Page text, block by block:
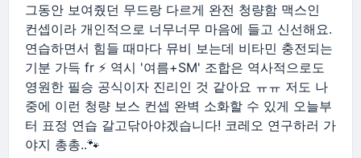
그동안 보여줬던 무드랑 다르게 완전 청량함 맥스인
컨셉이라 개인적으로 너무너무 마음에 들고 신선해요.
연습하면서 힘들 때마다 뮤비 보는데 비타민 충전되는
기분 가득 fr ⚡️ 역시 '여름+SM' 조합은 역사적으로도
영원한 필승 공식이자 진리인 것 같아요 ㅠㅠ 저도 나
중에 이런 청량 보스 컨셉 완벽 소화할 수 있게 오늘부
터 표정 연습 갈고닦아야겠습니다! 코레오 연구하러 가
야지 총총..🐾